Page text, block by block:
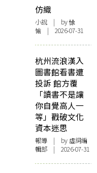
仿織
小說 | by 悇
愉 | 2026-07-31
杭州流浪漢入
圖書館看書遭
投訴 館方覆
「讀書不是讓
你自覺高人一
等」戳破文化
資本迷思
報導 | by 虛詞編
輯部 | 2026-07-31